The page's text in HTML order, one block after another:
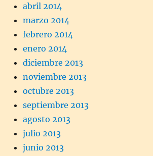
abril 2014
marzo 2014
febrero 2014
enero 2014
diciembre 2013
noviembre 2013
octubre 2013
septiembre 2013
agosto 2013
julio 2013
junio 2013